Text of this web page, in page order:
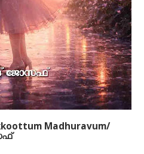
പ്രചോദിപ്പിച്ച ഒരു
എന്നാണെങ്കിലോ. ഈ
ക്കുന്നന്‍റെ ഈ
ചൂണ്ടുന്നത്. തികച്ചും
സത്യം.
Madhuravum/